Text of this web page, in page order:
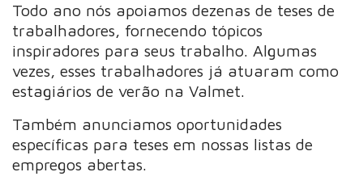
Todo ano nós apoiamos dezenas de teses de
trabalhadores, fornecendo tópicos
inspiradores para seus trabalho. Algumas
vezes, esses trabalhadores já atuaram como
estagiários de verão na Valmet.
Também anunciamos oportunidades
específicas para teses em nossas listas de
empregos abertas.